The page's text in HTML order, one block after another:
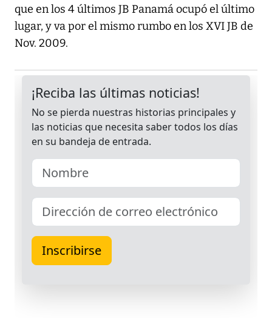
que en los 4 últimos JB Panamá ocupó el último
lugar, y va por el mismo rumbo en los XVI JB de
Nov. 2009.